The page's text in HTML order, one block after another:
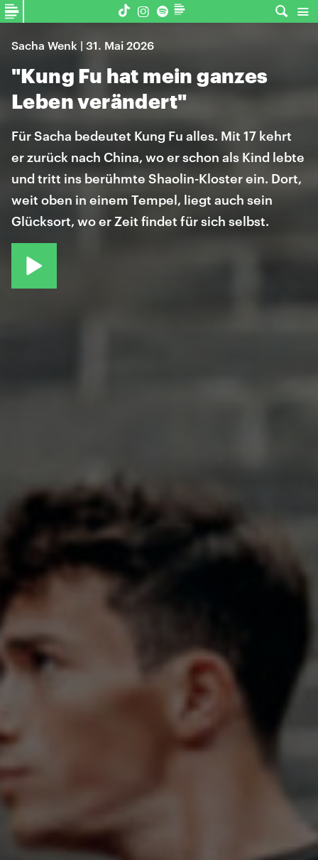
Sacha Wenk | 31. Mai 2026
"Kung Fu hat mein ganzes
Leben verändert"
Für Sacha bedeutet Kung Fu alles. Mit 17 kehrt
er zurück nach China, wo er schon als Kind lebte
und tritt ins berühmte Shaolin-Kloster ein. Dort,
weit oben in einem Tempel, liegt auch sein
Glücksort, wo er Zeit findet für sich selbst.